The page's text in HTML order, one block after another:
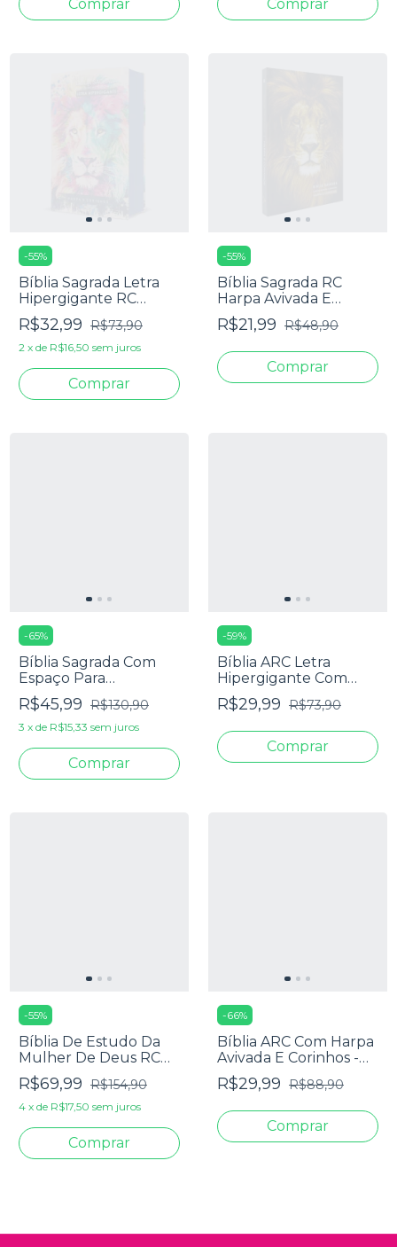
-55%
Bíblia Sagrada Letra
Hipergigante RC
Harpa E Corinhos
Média Capa Dura Lion
Colors
R$32,99 R$73,90
2 x de R$16,50 sem juros
-55%
Bíblia Sagrada RC
Harpa Avivada E
Corinhos Média Capa
Dura Leão Glória
R$21,99 R$48,90
-65%
Bíblia Sagrada Com
Espaço Para
Anotações Harpa
Avivada E Corinhos
Flores Pink
R$45,99 R$130,90
3 x de R$15,33 sem juros
-59%
Bíblia ARC Letra
Hipergigante Com
Textos Coloridos,
Harpa E Corinhos -
R$29,99 R$73,90
-55%
Bíblia De Estudo Da
Mulher De Deus RC
Letra Grande Com
Harpa Pentecostal
Pink
R$69,99 R$154,90
4 x de R$17,50 sem juros
-66%
Bíblia ARC Com Harpa
Avivada E Corinhos -
Letra Jumbo - Capa
Dura Leão PB
R$29,99 R$88,90